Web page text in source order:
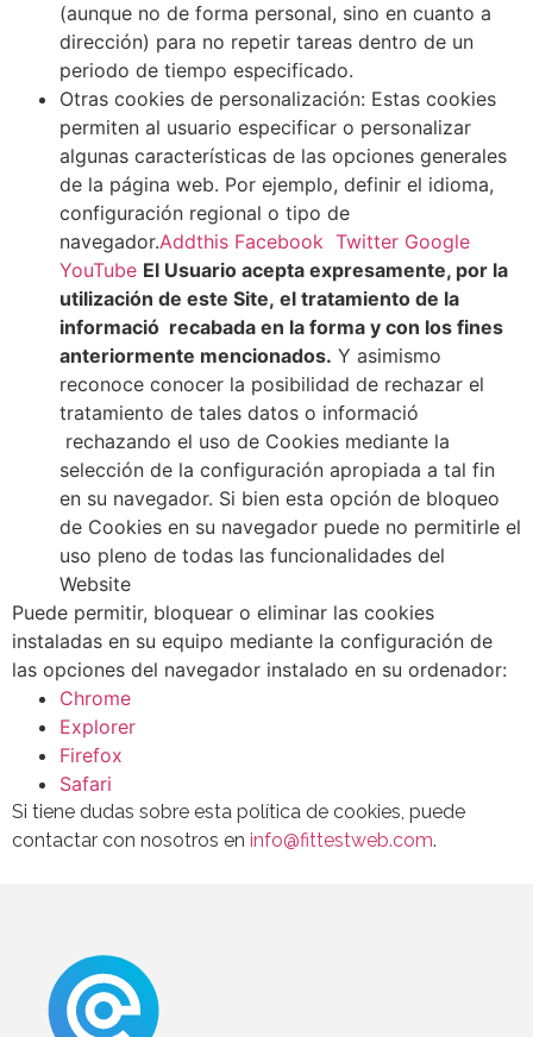
(aunque no de forma personal, sino en cuanto a
dirección) para no repetir tareas dentro de un
periodo de tiempo especificado.
Otras cookies de personalización: Estas cookies
permiten al usuario especificar o personalizar
algunas características de las opciones generales
de la página web. Por ejemplo, definir el idioma,
configuración regional o tipo de
navegador.Addthis Facebook Twitter Google
YouTube El Usuario acepta expresamente, por la
utilización de este Site, el tratamiento de la
informació recabada en la forma y con los fines
anteriormente mencionados. Y asimismo
reconoce conocer la posibilidad de rechazar el
tratamiento de tales datos o informació
rechazando el uso de Cookies mediante la
selección de la configuración apropiada a tal fin
en su navegador. Si bien esta opción de bloqueo
de Cookies en su navegador puede no permitirle el
uso pleno de todas las funcionalidades del
Website
Puede permitir, bloquear o eliminar las cookies
instaladas en su equipo mediante la configuración de
las opciones del navegador instalado en su ordenador:
Chrome
Explorer
Firefox
Safari
Si tiene dudas sobre esta política de cookies, puede
contactar con nosotros en info@fittestweb.com.